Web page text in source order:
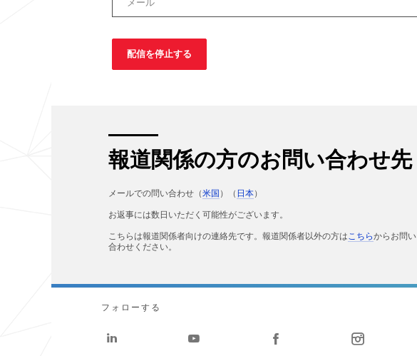
報道関係の方のお問い合わせ先
メールでの問い合わせ（米国 ）（ 日本）
お返事には数日いただく可能性がございます。
こちらは報道関係者向けの連絡先です。報道関係者以外の方はこちらからお問い
合わせください。
フォローする